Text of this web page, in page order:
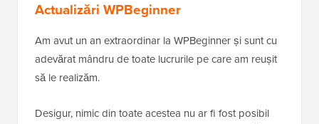
Actualizări WPBeginner
Am avut un an extraordinar la WPBeginner și sunt cu
adevărat mândru de toate lucrurile pe care am reușit
să le realizăm.
Desigur, nimic din toate acestea nu ar fi fost posibil